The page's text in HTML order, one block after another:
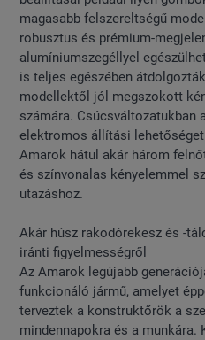
magasabb felszereltségű
robusztus és prémium-
alumíniumszegéllyel
is teljes egészében
modellektől jól megszokott
számára. Csúcsváltozatukban
elektromos állítási
Amarok hátul akár három
és színvonalas kényelemmel
utazáshoz.
Akár húsz rakodórekesz és -
iránti figyelmességről
Az Amarok legújabb
funkcionáló jármű, amelyet
terveztek a konstruktőrök a
mindennapokra és a